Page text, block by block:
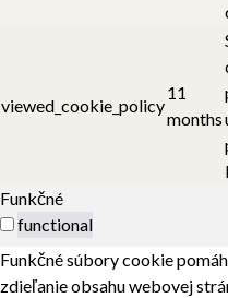
viewed_cookie_policy
11
months
Funkčné
functional
Funkčné súbory cookie
zdieľanie obsahu webovej